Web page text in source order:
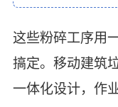
这些粉碎工序用
搞定。移动建筑
一体化设计，作